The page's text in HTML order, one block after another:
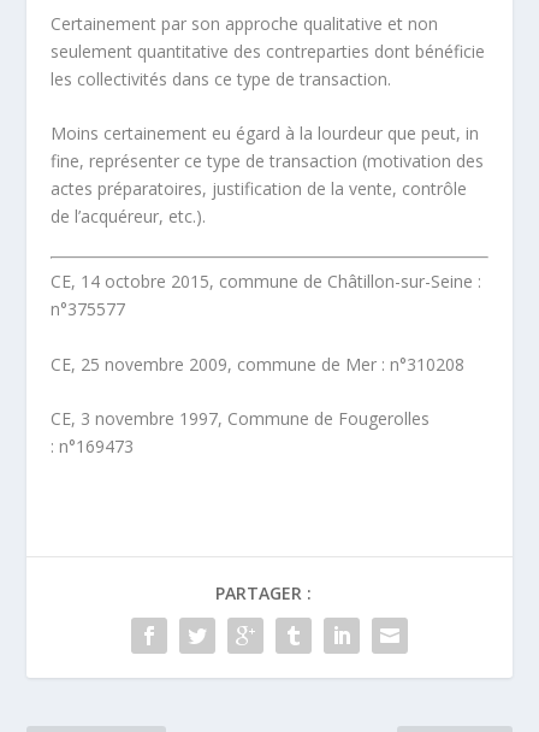
Certainement par son approche qualitative et non
seulement quantitative des contreparties dont bénéficie
les collectivités dans ce type de transaction.
Moins certainement eu égard à la lourdeur que peut, in
fine, représenter ce type de transaction (motivation des
actes préparatoires, justification de la vente, contrôle
de l’acquéreur, etc.).
CE, 14 octobre 2015, commune de Châtillon-sur-Seine :
n°375577
CE, 25 novembre 2009, commune de Mer : n°310208
CE, 3 novembre 1997, Commune de Fougerolles
: n°169473
PARTAGER :